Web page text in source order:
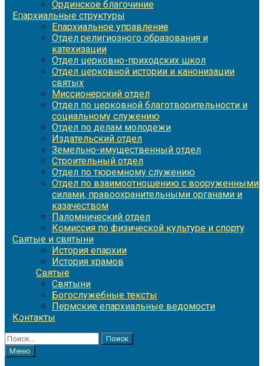
Ординское благочиние
Епархиальные структуры
Епархиальное управление
Отдел религиозного образования и
катехизации
Отдел церковно-приходских школ
Отдел церковной истории и канонизации
святых
Миссионерский отдел
Отдел по церковной благотворительности и
социальному служению
Отдел по делам молодежи
Издательский отдел
Земельно-имущественный отдел
Строительный отдел
Отдел по тюремному служению
Отдел по взаимоотношению с вооруженными
силами, правоохранительными органами и
казачеством
Паломнический отдел
Комиссия по физической культуре и спорту
Святые и святыни
История епархии
История храмов
Святые
Святыни
Богослужебные тексты
Пермские епархиальные ведомости
Контакты
Найти:
Меню